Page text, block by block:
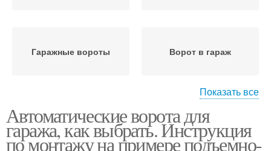
Гаражные вороты Ворот в гараж
Откидные вороты
Показать все
Автоматические ворота для
гаража, как выбрать. Инструкция
по монтажу на примере подъемно-